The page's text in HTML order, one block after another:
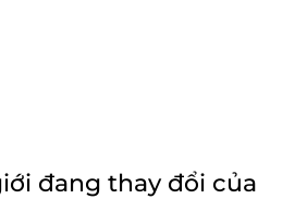
đang thay đổi của